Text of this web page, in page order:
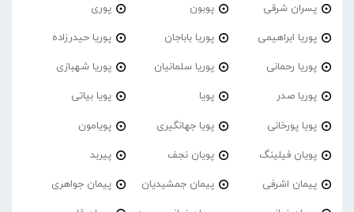
پسران شرقی پوبون پوری
پوریا ابراهیمی پوریا باباجان پوریا حیدرزاده
پوریا رحمانی پوریا سلمانیان پوریا شهبازی
پوریا صدر پویا پویا بیاتی
پویا پورخانی پویا جهانگیری پویامون
پویان فیلینگ پویان نجف پیربد
پیمان اشرفی پیمان جمشیدیان پیمان جواهری